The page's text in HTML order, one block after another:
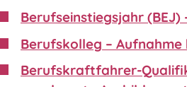
Berufseinstiegsjahr
Berufskolleg –
Berufskraftfahrer-